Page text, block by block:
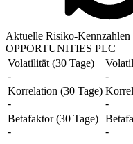
Aktuelle Risiko-
OPPORTUNITIES PLC
Volatilität (30 Tage)
-
-
Korrelation (30 Tage)
-
-
Betafaktor (30 Tage)
-
-